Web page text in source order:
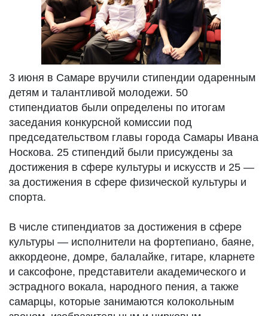
3 июня в Самаре вручили стипендии одаренным
детям и талантливой молодежи. 50
стипендиатов были определены по итогам
заседания конкурсной комиссии под
председательством главы города Самары Ивана
Носкова. 25 стипендий были присуждены за
достижения в сфере культуры и искусств и 25 —
за достижения в сфере физической культуры и
спорта.
В числе стипендиатов за достижения в сфере
культуры — исполнители на фортепиано, баяне,
аккордеоне, домре, балалайке, гитаре, кларнете
и саксофоне, представители академического и
эстрадного вокала, народного пения, а также
самарцы, которые занимаются колокольным